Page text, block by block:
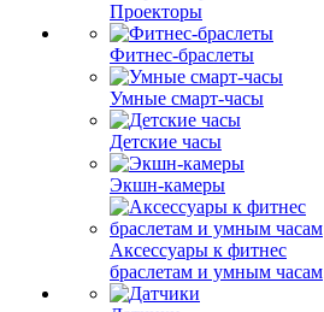
Проекторы
Фитнес-браслеты
Умные смарт-часы
Детские часы
Экшн-камеры
Аксессуары к фитнес
браслетам и умным часам